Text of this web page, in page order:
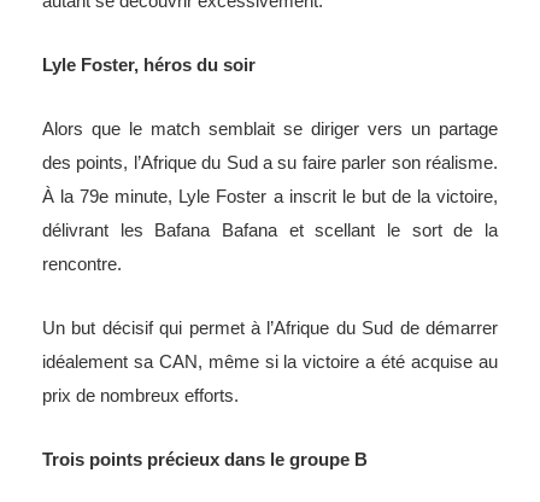
Lyle Foster, héros du soir
Alors que le match semblait se diriger vers un partage
des points, l’Afrique du Sud a su faire parler son réalisme.
À la 79e minute, Lyle Foster a inscrit le but de la victoire,
délivrant les Bafana Bafana et scellant le sort de la
rencontre.
Un but décisif qui permet à l’Afrique du Sud de démarrer
idéalement sa CAN, même si la victoire a été acquise au
prix de nombreux efforts.
Trois points précieux dans le groupe B